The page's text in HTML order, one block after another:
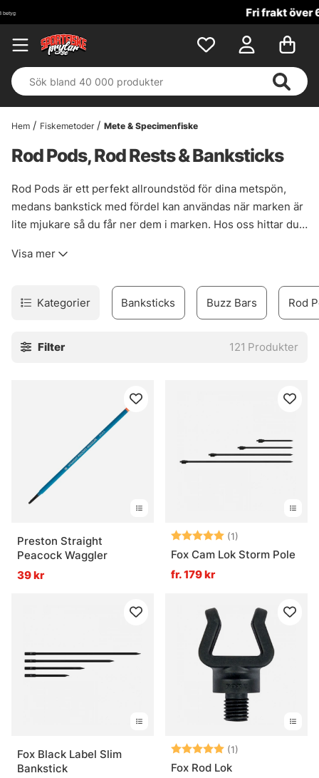
Hem Fiskemetoder Mete & Specimenfiske
Rod Pods, Rod Rests & Banksticks
Rod Pods är ett perfekt allroundstöd för dina metspön,
medans bankstick med fördel kan användas när marken är
lite mjukare så du får ner dem i marken. Hos oss hittar du
inför ditt nästa metpass.
Visa mer
Kategorier Banksticks Buzz Bars Rod
Filter 121 Produkter
Preston Straight
Peacock Waggler
39 kr
Betyg: (1)
Fox Cam Lok Storm Pole
fr. 179 kr
Fox Black Label Slim
Bankstick
Betyg: (1)
Fox Rod Lok